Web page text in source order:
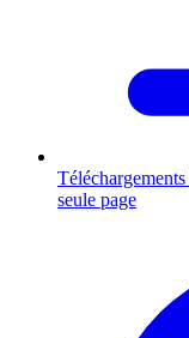
Téléchargements
seule page